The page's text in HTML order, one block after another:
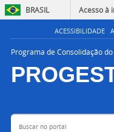
BRASIL Acesso à
ACESSIBILIDADE
Programa de Consolidação
AGÊNCIA NACIONAL DE
Buscar no portal